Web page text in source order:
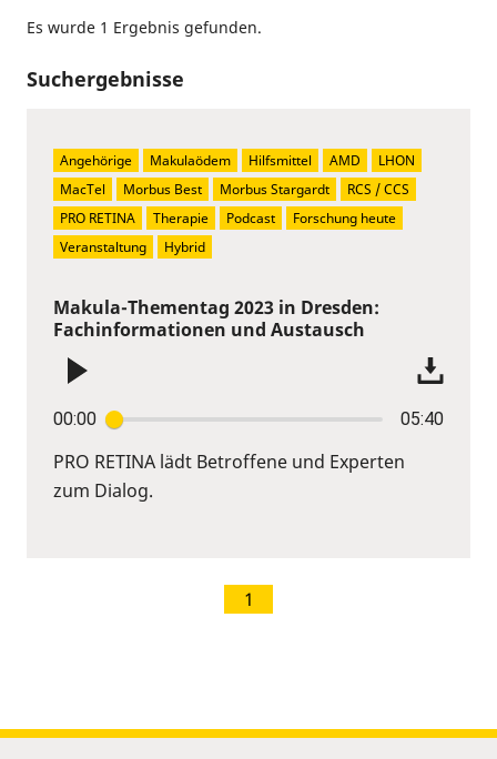
Es wurde 1 Ergebnis gefunden.
Suchergebnisse
Makula-Thementag 2023 in Dresden:
Fachinformationen und Austausch
00:00 05:40
PRO RETINA lädt Betroffene und Experten
zum Dialog.
Angehörige Makulaödem Hilfsmittel AMD
LHON
MacTel
Morbus Best Morbus Stargardt
RCS / CCS
PRO RETINA
Therapie Podcast
Forschung heute
Veranstaltung
Hybrid
1